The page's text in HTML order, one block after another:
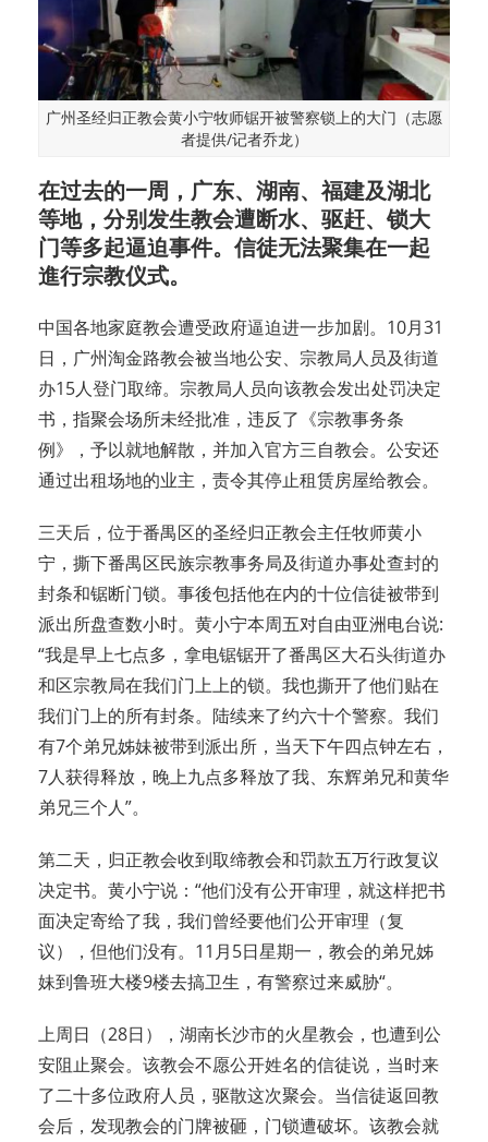
广州圣经归正教会黄小宁牧师锯开被警察锁上的大门（志愿
者提供/记者乔龙）
在过去的一周，广东、湖南、福建及湖北
等地，分别发生教会遭断水、驱赶、锁大
门等多起逼迫事件。信徒无法聚集在一起
進行宗教仪式。
中国各地家庭教会遭受政府逼迫进一步加剧。10月31
日，广州淘金路教会被当地公安、宗教局人员及街道
办15人登门取缔。宗教局人员向该教会发出处罚决定
书，指聚会场所未经批准，违反了《宗教事务条
例》，予以就地解散，并加入官方三自教会。公安还
通过出租场地的业主，责令其停止租赁房屋给教会。
三天后，位于番禺区的圣经归正教会主任牧师黄小
宁，撕下番禺区民族宗教事务局及街道办事处查封的
封条和锯断门锁。事後包括他在内的十位信徒被带到
派出所盘查数小时。黄小宁本周五对自由亚洲电台说:
“我是早上七点多，拿电锯锯开了番禺区大石头街道办
和区宗教局在我们门上上的锁。我也撕开了他们贴在
我们门上的所有封条。陆续来了约六十个警察。我们
有7个弟兄姊妹被带到派出所，当天下午四点钟左右，
7人获得释放，晚上九点多释放了我、东辉弟兄和黄华
弟兄三个人”。
第二天，归正教会收到取缔教会和罚款五万行政复议
决定书。黄小宁说：“他们没有公开审理，就这样把书
面决定寄给了我，我们曾经要他们公开审理（复
议），但他们没有。11月5日星期一，教会的弟兄姊
妹到鲁班大楼9楼去搞卫生，有警察过来威胁“。
上周日（28日），湖南长沙市的火星教会，也遭到公
安阻止聚会。该教会不愿公开姓名的信徒说，当时来
了二十多位政府人员，驱散这次聚会。当信徒返回教
会后，发现教会的门牌被砸，门锁遭破坏。该教会就